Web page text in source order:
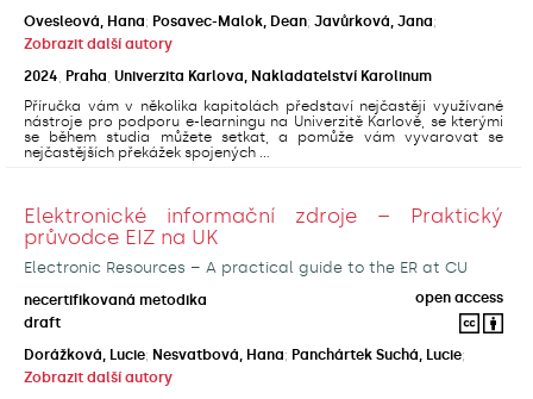
Ovesleová, Hana; Posavec-Malok, Dean; Javůrková, Jana;
Zobrazit další autory
2024 Praha Univerzita Karlova, Nakladatelství Karolinum
Příručka vám v několika kapitolách představí nejčastěji využívané
nástroje pro podporu e-learningu na Univerzitě Karlově, se kterými
se během studia můžete setkat, a pomůže vám vyvarovat se
nejčastějších překážek spojených ...
Elektronické informační zdroje – Praktický
průvodce EIZ na UK
Electronic Resources – A practical guide to the ER at CU
necertifikovaná metodika
open access
draft
Dorážková, Lucie; Nesvatbová, Hana; Panchártek Suchá, Lucie;
Zobrazit další autory